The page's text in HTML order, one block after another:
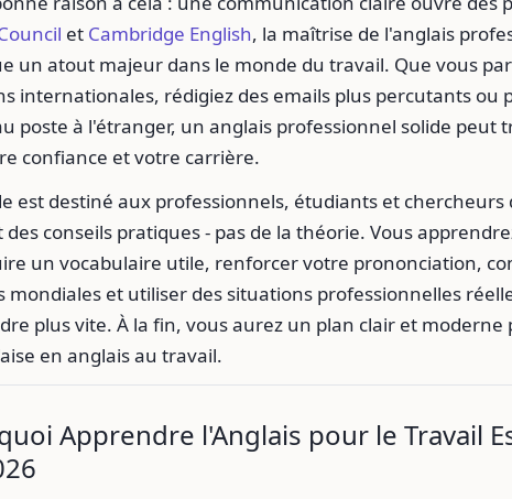
et Cambridge English, la maîtrise de l'anglais
un atout majeur dans le monde du travail. Que vous
internationales, rédigiez des emails plus percutants ou
poste à l'étranger, un anglais professionnel solide peut
confiance et votre carrière.
est destiné aux professionnels, étudiants et chercheurs
conseils pratiques - pas de la théorie. Vous
un vocabulaire utile, renforcer votre prononciation,
mondiales et utiliser des situations professionnelles
plus vite. À la fin, vous aurez un plan clair et moderne
en anglais au travail.
Apprendre l'Anglais pour le Travail